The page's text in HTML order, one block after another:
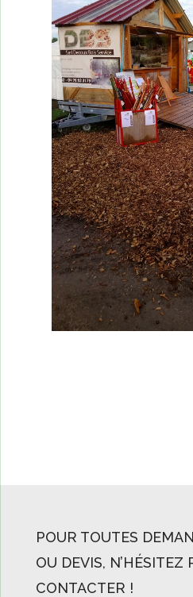
POUR TOUTES
OU DEVIS, N’HÉSITEZ
CONTACTER !